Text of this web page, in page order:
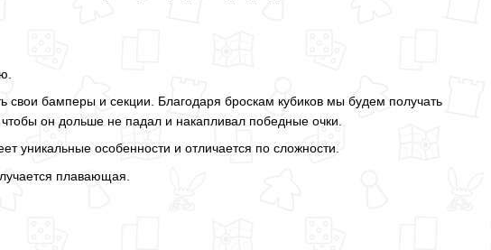
свои бамперы и секции. Благодаря броскам кубиков мы будем получать
он дольше не падал и накапливал победные очки.
уникальные особенности и отличается по сложности.
плавающая.